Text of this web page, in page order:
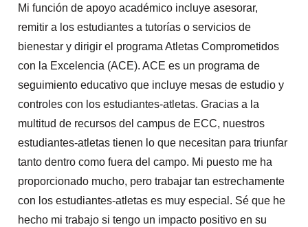
Mi función de apoyo académico incluye asesorar,
remitir a los estudiantes a tutorías o servicios de
bienestar y dirigir el programa Atletas Comprometidos
con la Excelencia (ACE). ACE es un programa de
seguimiento educativo que incluye mesas de estudio y
controles con los estudiantes-atletas. Gracias a la
multitud de recursos del campus de ECC, nuestros
estudiantes-atletas tienen lo que necesitan para triunfar
tanto dentro como fuera del campo. Mi puesto me ha
proporcionado mucho, pero trabajar tan estrechamente
con los estudiantes-atletas es muy especial. Sé que he
hecho mi trabajo si tengo un impacto positivo en su